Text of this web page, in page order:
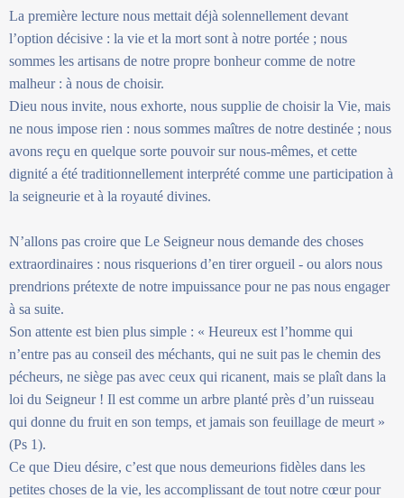
La première lecture nous mettait déjà solennellement devant
l’option décisive : la vie et la mort sont à notre portée ; nous
sommes les artisans de notre propre bonheur comme de notre
malheur : à nous de choisir.
Dieu nous invite, nous exhorte, nous supplie de choisir la Vie, mais
ne nous impose rien : nous sommes maîtres de notre destinée ; nous
avons reçu en quelque sorte pouvoir sur nous-mêmes, et cette
dignité a été traditionnellement interprété comme une participation à
la seigneurie et à la royauté divines.
N’allons pas croire que Le Seigneur nous demande des choses
extraordinaires : nous risquerions d’en tirer orgueil - ou alors nous
prendrions prétexte de notre impuissance pour ne pas nous engager
à sa suite.
Son attente est bien plus simple : « Heureux est l’homme qui
n’entre pas au conseil des méchants, qui ne suit pas le chemin des
pécheurs, ne siège pas avec ceux qui ricanent, mais se plaît dans la
loi du Seigneur ! Il est comme un arbre planté près d’un ruisseau
qui donne du fruit en son temps, et jamais son feuillage de meurt »
(Ps 1).
Ce que Dieu désire, c’est que nous demeurions fidèles dans les
petites choses de la vie, les accomplissant de tout notre cœur pour